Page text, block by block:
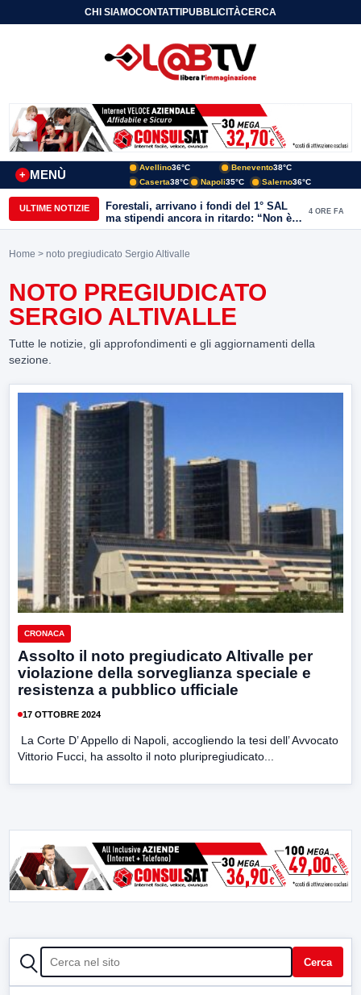
CHI SIAMOCONTATTIPUBBLICITÀCERCA
MENÙ
+
Avellino36°C Benevento38°C
Caserta38°C Napoli35°C Salerno36°C
ULTIME NOTIZIE
Forestali, arrivano i fondi del 1° SAL
ma stipendi ancora in ritardo: “Non è
più sostenibile”
4 ORE FA
Home > noto pregiudicato Sergio Altivalle
NOTO PREGIUDICATO
SERGIO ALTIVALLE
Tutte le notizie, gli approfondimenti e gli aggiornamenti della
sezione.
CRONACA
Assolto il noto pregiudicato Altivalle per
violazione della sorveglianza speciale e
resistenza a pubblico ufficiale
17 OTTOBRE 2024
La Corte D’ Appello di Napoli, accogliendo la tesi dell’ Avvocato
Vittorio Fucci, ha assolto il noto pluripregiudicato...
CERCA Cerca